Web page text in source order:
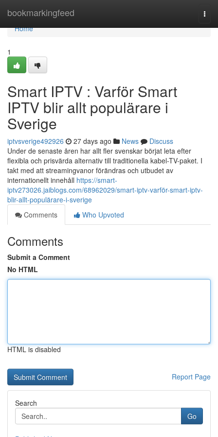
bookmarkingfeed
Home
Home
1
Smart IPTV : Varför Smart
IPTV blir allt populärare i
Sverige
iptvsverige492926 27 days ago News
Discuss
Under de senaste åren har allt fler svenskar börjat leta efter
flexibla och prisvärda alternativ till traditionella kabel-TV-paket. I
takt med att streamingvanor förändras och utbudet av
internationellt innehåll https://smart-
iptv273026.jaiblogs.com/68962029/smart-iptv-varför-smart-iptv-
blir-allt-populärare-i-sverige
Comments
Who Upvoted
Comments
Submit a Comment
No HTML
HTML is disabled
Report Page
Search
Go